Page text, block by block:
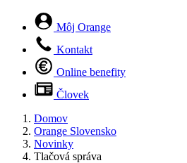
Môj Orange
Kontakt
Online benefity
Človek
Domov
Orange Slovensko
Novinky
Tlačová správa